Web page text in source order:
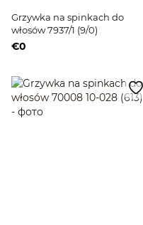
Grzywka na spinkach do
włosów 7937/1 (9/0)
€0